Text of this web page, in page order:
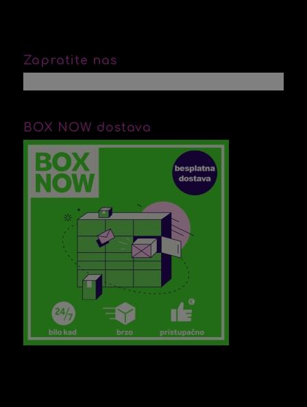
Zapratite nas
BOX NOW dostava